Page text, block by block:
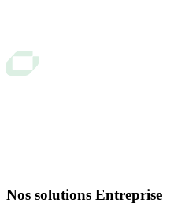
Nos solutions Entreprise